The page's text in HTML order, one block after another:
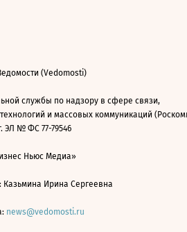
(Vedomosti)
службы по надзору в сфере связи,
и массовых коммуникаций
ЭЛ № ФС 77-79546
Ньюс Медиа»
Казьмина Ирина Сергеевна
news@vedomosti.ru